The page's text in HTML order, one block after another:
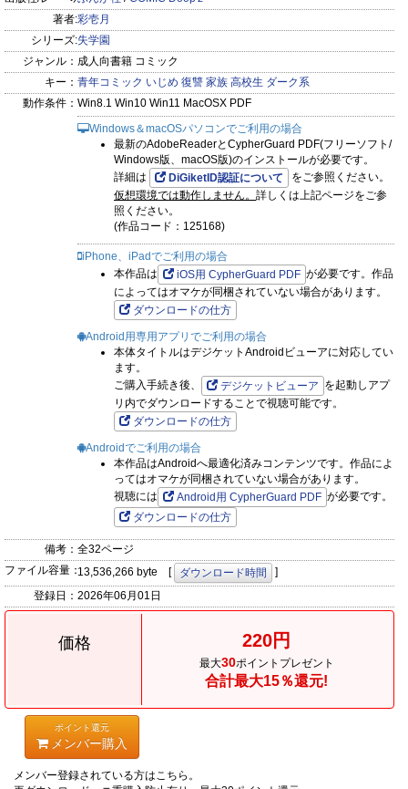
著者:彩壱月
シリーズ:失学園
ジャンル： 成人向書籍 コミック
キー： 青年コミック いじめ 復讐 家族 高校生 ダーク系
動作条件： Win8.1 Win10 Win11 MacOSX PDF
Windows＆macOSパソコンでご利用の場合
最新のAdobeReaderとCypherGuard PDF(フリーソフト/
Windows版、macOS版)のインストールが必要です。
詳細は
DiGiketID認証について
をご参照ください。
仮想環境では動作しません。 詳しくは上記ページをご参
照ください。
(作品コード：125168)
iPhone、iPadでご利用の場合
本作品は
iOS用 CypherGuard PDF が必要です。作品
によってはオマケが同梱されていない場合があります。
ダウンロードの仕方
Android用専用アプリでご利用の場合
本体タイトルはデジケットAndroidビューアに対応してい
ます。
ご購入手続き後、
デジケットビューア を起動しアプ
リ内でダウンロードすることで視聴可能です。
ダウンロードの仕方
Androidでご利用の場合
本作品はAndroidへ最適化済みコンテンツです。作品によ
ってはオマケが同梱されていない場合があります。
視聴には
Android用 CypherGuard PDF が必要です。
ダウンロードの仕方
備考： 全32ページ
ファイル容量：13,536,266 byte [ ダウンロード時間
]
登録日： 2026年06月01日
価格 220円
最大30ポイントプレゼント
合計最大15％還元!
ポイント還元
メンバー購入
メンバー登録されている方はこちら。